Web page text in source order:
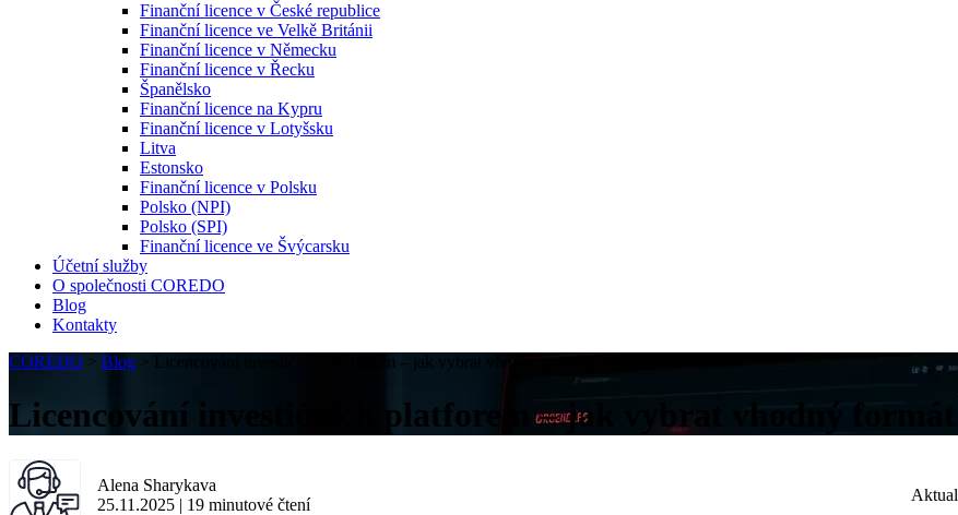
Finanční licence v České republice
Finanční licence ve Velkě Británii
Finanční licence v Německu
Finanční licence v Řecku
Španělsko
Finanční licence na Kypru
Finanční licence v Lotyšsku
Litva
Estonsko
Finanční licence v Polsku
Polsko (NPI)
Polsko (SPI)
Finanční licence ve Švýcarsku
Účetní služby
O společnosti COREDO
Blog
Kontakty
COREDO > Blog > Licencování investičních platforem – jak vybrat vhodný formát a vyhnout se chybám
Licencování investičních platforem – jak vybrat vhodný
Alena Sharykava
25.11.2025 | 19 minutové čtení